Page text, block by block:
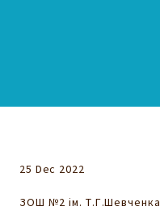
25 Dec 2022
ЗОШ №2 ім. Т.Г.Шевченка